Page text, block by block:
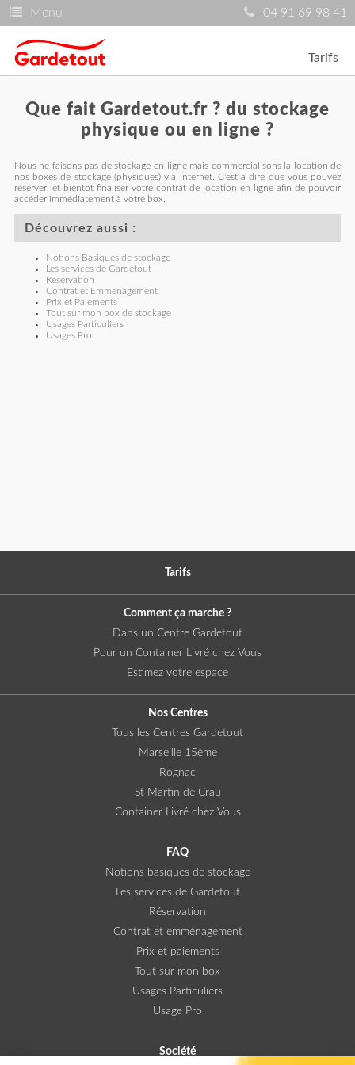
Menu 04 91 69 98 41
Tarifs
Que fait Gardetout.fr ? du stockage
physique ou en ligne ?
Nous ne faisons pas de stockage en ligne mais commercialisons la location de
nos boxes de stockage (physiques) via internet. C'est à dire que vous pouvez
réserver, et bientôt finaliser votre contrat de location en ligne afin de pouvoir
accéder immédiatement à votre box.
Découvrez aussi :
Notions Basiques de stockage
Les services de Gardetout
Réservation
Contrat et Emmenagement
Prix et Paiements
Tout sur mon box de stockage
Usages Particuliers
Usages Pro
Tarifs
Comment ça marche ?
Dans un Centre Gardetout
Pour un Container Livré chez Vous
Estimez votre espace
Nos Centres
Tous les Centres Gardetout
Marseille 15ème
Rognac
St Martin de Crau
Container Livré chez Vous
FAQ
Notions basiques de stockage
Les services de Gardetout
Réservation
Contrat et emménagement
Prix et paiements
Tout sur mon box
Usages Particuliers
Usage Pro
Société